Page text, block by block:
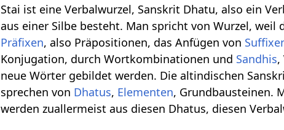
Stai ist eine Verbalwurzel, Sanskrit Dhatu, also ein
aus einer Silbe besteht. Man spricht von Wurzel, weil
Präfixen, also Präpositionen, das Anfügen von
Konjugation, durch Wortkombinationen und Sandhis,
neue Wörter gebildet werden. Die altindischen
sprechen von Dhatus, Elementen, Grundbausteinen.
werden zuallermeist aus diesen Dhatus, diesen